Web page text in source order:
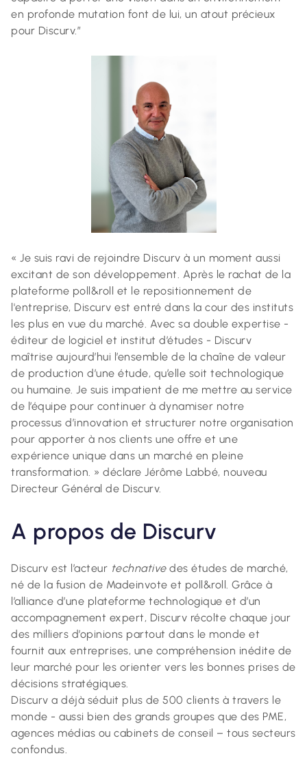
en profonde mutation font de lui, un atout précieux
pour Discurv.”
« Je suis ravi de rejoindre Discurv à un moment aussi
excitant de son développement. Après le rachat de la
plateforme poll&roll et le repositionnement de
l'entreprise, Discurv est entré dans la cour des instituts
les plus en vue du marché. Avec sa double expertise -
éditeur de logiciel et institut d’études - Discurv
maîtrise aujourd’hui l’ensemble de la chaîne de valeur
de production d’une étude, qu’elle soit technologique
ou humaine. Je suis impatient de me mettre au service
de l’équipe pour continuer à dynamiser notre
processus d’innovation et structurer notre organisation
pour apporter à nos clients une offre et une
expérience unique dans un marché en pleine
transformation. » déclare Jérôme Labbé, nouveau
Directeur Général de Discurv.
A propos de Discurv
Discurv est l’acteur technative des études de marché,
né de la fusion de Madeinvote et poll&roll. Grâce à
l’alliance d’une plateforme technologique et d’un
accompagnement expert, Discurv récolte chaque jour
des milliers d’opinions partout dans le monde et
fournit aux entreprises, une compréhension inédite de
leur marché pour les orienter vers les bonnes prises de
décisions stratégiques.
Discurv a déjà séduit plus de 500 clients à travers le
monde - aussi bien des grands groupes que des PME,
agences médias ou cabinets de conseil – tous secteurs
confondus.